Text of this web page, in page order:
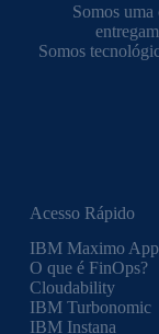
Somos
Somos
Acesso Rápido
IBM Maximo
O que é FinOps?
Cloudability
IBM Turbonomic
IBM Instana